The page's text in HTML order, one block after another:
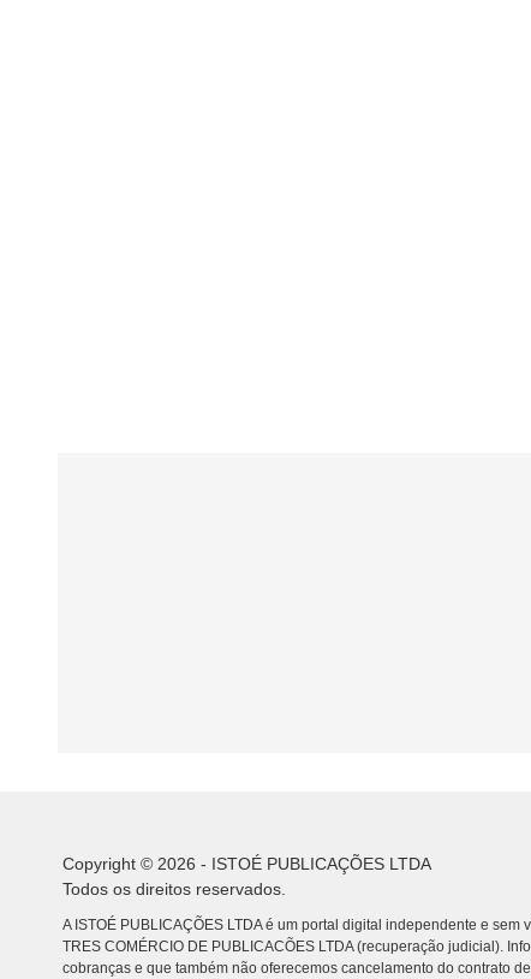
Copyright © 2026 - ISTOÉ PUBLICAÇÕES LTDA
Todos os direitos reservados.
A ISTOÉ PUBLICAÇÕES LTDA é um portal digital independente e
TRES COMÉRCIO DE PUBLICACÕES LTDA (recuperação judicial).
cobranças e que também não oferecemos cancelamento do contrato